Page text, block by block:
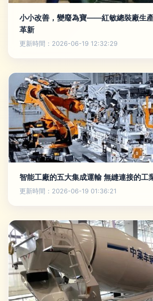
小小改善，變廢為寶——紅敏總裝廠生
革新
更新時間：2026-06-19 12:32:29
智能工廠的五大集成運輸 無縫連接的工
更新時間：2026-06-19 01:36:21